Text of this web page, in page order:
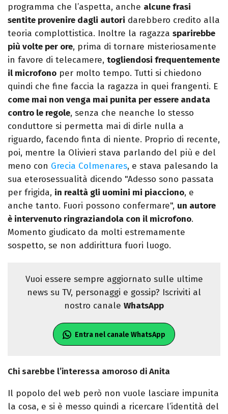
programma che l’aspetta, anche alcune frasi
sentite provenire dagli autori darebbero credito alla
teoria complottistica. Inoltre la ragazza sparirebbe
più volte per ore, prima di tornare misteriosamente
in favore di telecamere, togliendosi frequentemente
il microfono per molto tempo. Tutti si chiedono
quindi che fine faccia la ragazza in quei frangenti. E
come mai non venga mai punita per essere andata
contro le regole, senza che neanche lo stesso
conduttore si permetta mai di dirle nulla a
riguardo, facendo finta di niente. Proprio di recente,
poi, mentre la Olivieri stava parlando del più e del
meno con Grecia Colmenares, e stava palesando la
sua eterosessualità dicendo "Adesso sono passata
per frigida, in realtà gli uomini mi piacciono, e
anche tanto. Fuori possono confermare", un autore
è intervenuto ringraziandola con il microfono.
Momento giudicato da molti estremamente
sospetto, se non addirittura fuori luogo.
Vuoi essere sempre aggiornato sulle ultime
news su TV, personaggi e gossip? Iscriviti al
nostro canale WhatsApp
Entra nel canale WhatsApp
Chi sarebbe l’interessa amoroso di Anita
Il popolo del web però non vuole lasciare impunita
la cosa, e si è messo quindi a ricercare l’identità del